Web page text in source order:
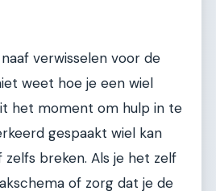
verwisselen voor de
weet hoe je een wiel
het moment om hulp in te
gespaakt wiel kan
breken. Als je het zelf
of zorg dat je de